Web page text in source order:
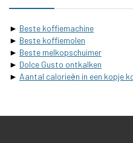
► Beste koffiemachine
► Beste koffiemolen
► Beste melkopschuimer
► Dolce Gusto ontkalken
► Aantal calorieën in een kopje